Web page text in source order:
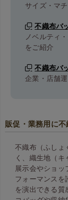
サイズ・マ
不織布バ
ノベルティ
をご紹介
不織布バ
企業・店舗
販促・業務用に
不織布（ふしょ
く、織生地（キ
展示会やショッ
フォーマンスを
を演出できる質